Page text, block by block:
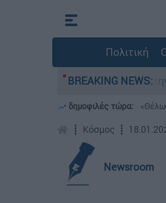
Πολιτική
BREAKING NEWS:
θάνατο του 4χρονου στην
δημοφιλές τώρα: «Θέλω
┋ Κόσμος ┋
Newsroom